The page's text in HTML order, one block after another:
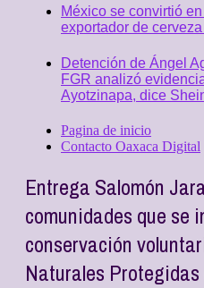
México se convirtió
exportador de
Detención de Ángel
FGR analizó
Ayotzinapa, dice
Pagina de inicio
Contacto Oaxaca Digital
Entrega Salomón
comunidades que se
conservación
Naturales